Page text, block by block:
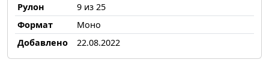
Рулон
9 из 25
Формат
Моно
Добавлено
22.08.2022